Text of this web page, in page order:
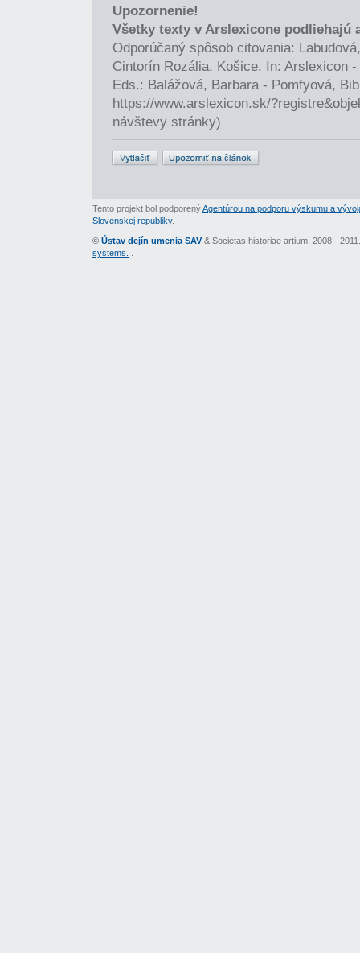
Upozornenie!
Všetky texty v Arslexicone podliehajú
Odporúčaný spôsob citovania:
Cintorín Rozália, Košice. In: Arslexicon
Eds.: Balážová, Barbara - Pomfyová,
https://www.arslexicon.sk/
návštevy stránky)
Tento projekt bol podporenýAgentúrou na podporu výskumu a
Slovenskej republiky.
© Ústav dejín umenia SAV & Societas historiae artium, 2008 -
systems.